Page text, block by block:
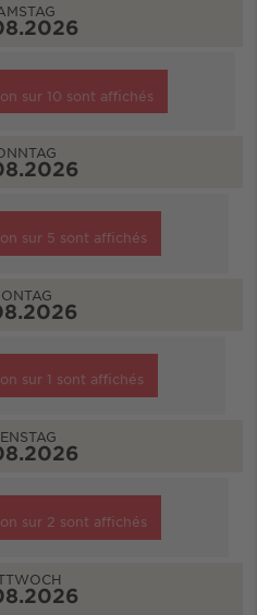
sur 10 sont affichés
sur 5 sont affichés
sur 1 sont affichés
sur 2 sont affichés